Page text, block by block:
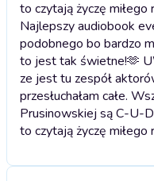
to czytają życzę miłego
Najlepszy audiobook
podobnego bo bardzo
to jest tak świetne!🫶
ze jest tu zespół
przesłuchałam całe.
Prusinowskiej są C-U-
to czytają życzę miłego